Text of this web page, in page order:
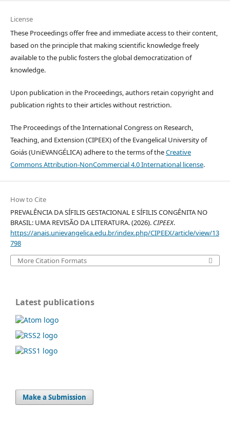
License
These Proceedings offer free and immediate access to their content,
based on the principle that making scientific knowledge freely
available to the public fosters the global democratization of
knowledge.
Upon publication in the Proceedings, authors retain copyright and
publication rights to their articles without restriction.
The Proceedings of the International Congress on Research,
Teaching, and Extension (CIPEEX) of the Evangelical University of
Goiás (UniEVANGÉLICA) adhere to the terms of theCreative
Commons Attribution-NonCommercial 4.0 International license.
How to Cite
PREVALÊNCIA DA SÍFILIS GESTACIONAL E SÍFILIS CONGÊNITA NO
BRASIL: UMA REVISÃO DA LITERATURA. (2026). CIPEEX.
https://anais.unievangelica.edu.br/index.php/CIPEEX/article/view/13
798
More Citation Formats
Latest publications
Make a Submission